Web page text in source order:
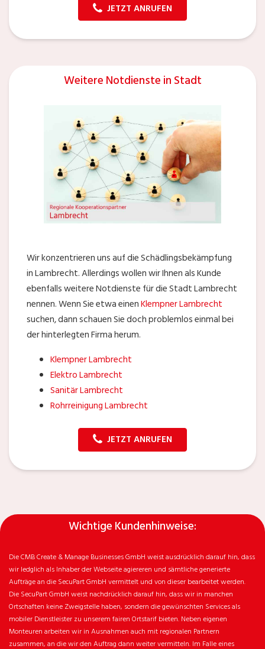
JETZT ANRUFEN
Weitere Notdienste in Stadt
Wir konzentrieren uns auf die Schädlingsbekämpfung
in Lambrecht. Allerdings wollen wir Ihnen als Kunde
ebenfalls weitere Notdienste für die Stadt Lambrecht
nennen. Wenn Sie etwa einenKlempner Lambrecht
suchen, dann schauen Sie doch problemlos einmal bei
der hinterlegten Firma herum.
Klempner Lambrecht
Elektro Lambrecht
Sanitär Lambrecht
Rohrreinigung Lambrecht
JETZT ANRUFEN
Wichtige Kundenhinweise:
Die CMB Create & Manage Businesses GmbH weist ausdrücklich darauf hin, dass
wir ledglich als Inhaber der Webseite agiereren und sämtliche generierte
Aufträge an die SecuPart GmbH vermittelt und von dieser bearbeitet werden.
Die SecuPart GmbH weist nachdrücklich darauf hin, dass wir in manchen
Ortschaften keine Zweigstelle haben, sondern die gewünschten Services als
mobiler Dienstleister zu unserem fairen Ortstarif bieten. Neben eigenen
Monteuren arbeiten wir in Ausnahmen auch mit regionalen Partnern
zusammen, an die wir den Auftrag dann weiter vermitteln. Im Falle eines